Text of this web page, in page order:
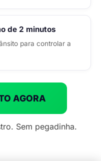
de 2 minutos
para controlar a
AGORA
Sem pegadinha.